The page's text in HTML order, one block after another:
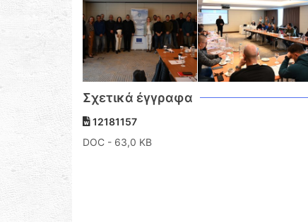
Σχετικά έγγραφα
12181157
DOC - 63,0 KB